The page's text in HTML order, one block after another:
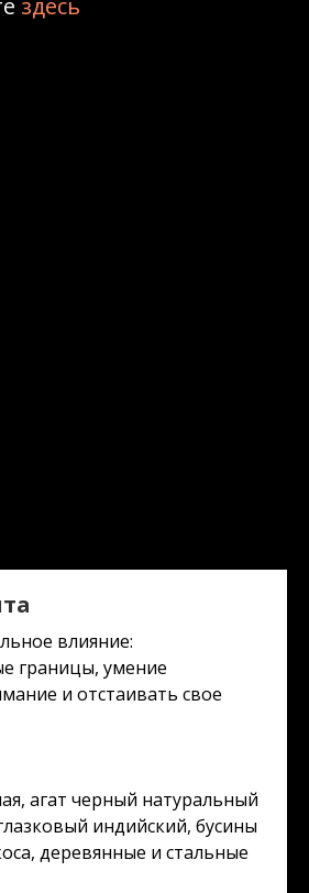
здесь
влияние:
границы, умение
и отстаивать свое
агат черный натуральный
индийский, бусины
деревянные и стальные